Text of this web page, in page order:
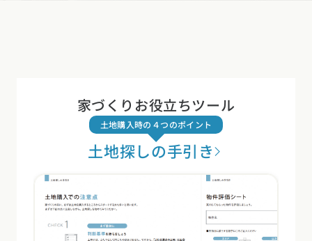
家づくりお役立ちツール
土地購入時の４つのポイント
土地探しの手引き